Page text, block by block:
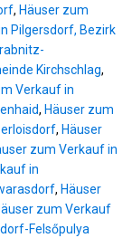
, Häuser zum
Pilgersdorf, Bezirk
Kirchschlag,
Verkauf in
, Häuser zum
, Häuser
zum Verkauf in
in
, Häuser
zum Verkauf
Felsőpulya